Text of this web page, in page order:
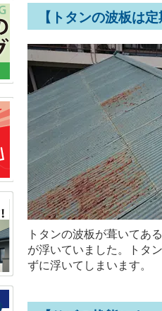
【トタンの波板は
トタンの波板が葺いてあ
が浮いていました。トタ
ずに浮いてしまいます。